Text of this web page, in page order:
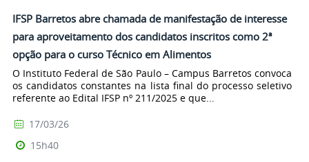
IFSP Barretos abre chamada de manifestação de interesse
para aproveitamento dos candidatos inscritos como 2ª
opção para o curso Técnico em Alimentos
O Instituto Federal de São Paulo – Campus Barretos convoca
os candidatos constantes na lista final do processo seletivo
referente ao Edital IFSP nº 211/2025 e que...
17/03/26
15h40